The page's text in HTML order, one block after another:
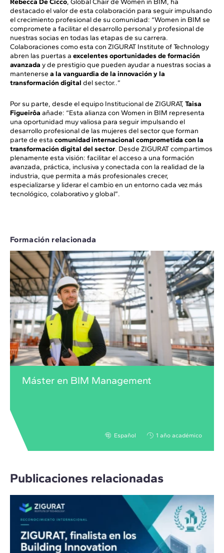
Rebecca De Cicco, Global Chair de Women in BIM, ha
destacado el valor de esta colaboración para seguir impulsando
el crecimiento profesional de su comunidad: “Women in BIM se
compromete a facilitar el desarrollo personal y profesional de
nuestras socias en todas las etapas de su carrera.
Colaboraciones como esta con ZIGURAT Institute of Technology
abren las puertas a excelentes oportunidades de formación
avanzada y de prestigio que pueden ayudar a nuestras socias a
mantenerse a la vanguardia de la innovación y la
transformación digital del sector..”
Por su parte, desde el equipo Institucional de ZIGURAT, Taisa
Figueirôa añade: “Esta alianza con Women in BIM representa
una oportunidad muy valiosa para seguir impulsando el
desarrollo profesional de las mujeres del sector que forman
parte de esta comunidad internacional comprometida con la
transformación digital del sector. Desde ZIGURAT compartimos
plenamente esta visión: facilitar el acceso a una formación
avanzada, práctica, inclusiva y conectada con la realidad de la
industria, que permita a más profesionales crecer,
especializarse y liderar el cambio en un entorno cada vez más
tecnológico, colaborativo y global”.
Formación relacionada
Máster en BIM Management
Español 1 año académico
Publicaciones relacionadas